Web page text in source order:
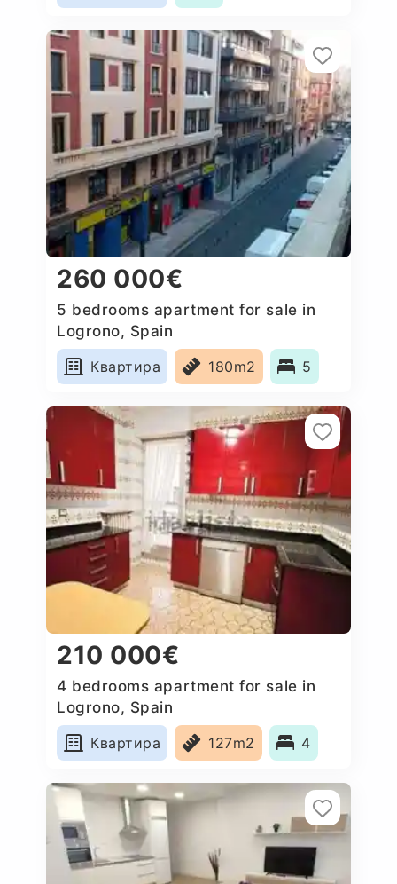
260 000€
5 bedrooms apartment for sale in
Logrono, Spain
Квартира
180m2 5
210 000€
4 bedrooms apartment for sale in
Logrono, Spain
Квартира
127m2 4